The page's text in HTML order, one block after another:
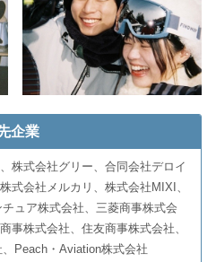
企業
株式会社グリー、合同会社デロイ
式会社メルカリ、株式会社MIXI、
ュア株式会社、三菱商事株式会
事株式会社、住友商事株式会社、
Peach・Aviation株式会社